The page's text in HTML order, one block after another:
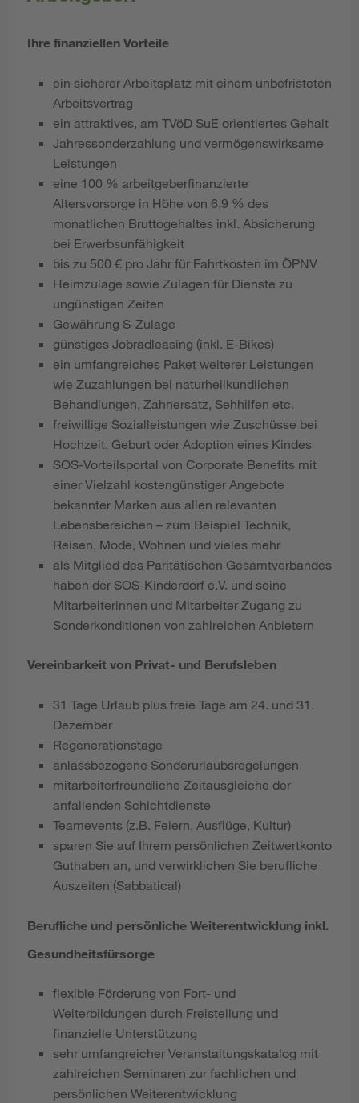
Ihre finanziellen Vorteile
ein sicherer Arbeitsplatz mit einem unbefristeten
Arbeitsvertrag
ein attraktives, am TVöD SuE orientiertes Gehalt
Jahressonderzahlung und vermögenswirksame
Leistungen
eine 100 % arbeitgeberfinanzierte
Altersvorsorge in Höhe von 6,9 % des
monatlichen Bruttogehaltes inkl. Absicherung
bei Erwerbsunfähigkeit
bis zu 500 € pro Jahr für Fahrtkosten im ÖPNV
Heimzulage sowie Zulagen für Dienste zu
ungünstigen Zeiten
Gewährung S-Zulage
günstiges Jobradleasing (inkl. E-Bikes)
ein umfangreiches Paket weiterer Leistungen
wie Zuzahlungen bei naturheilkundlichen
Behandlungen, Zahnersatz, Sehhilfen etc.
freiwillige Sozialleistungen wie Zuschüsse bei
Hochzeit, Geburt oder Adoption eines Kindes
SOS-Vorteilsportal von Corporate Benefits mit
einer Vielzahl kostengünstiger Angebote
bekannter Marken aus allen relevanten
Lebensbereichen – zum Beispiel Technik,
Reisen, Mode, Wohnen und vieles mehr
als Mitglied des Paritätischen Gesamtverbandes
haben der SOS-Kinderdorf e.V. und seine
Mitarbeiterinnen und Mitarbeiter Zugang zu
Sonderkonditionen von zahlreichen Anbietern
Vereinbarkeit von Privat- und Berufsleben
31 Tage Urlaub plus freie Tage am 24. und 31.
Dezember
Regenerationstage
anlassbezogene Sonderurlaubsregelungen
mitarbeiterfreundliche Zeitausgleiche der
anfallenden Schichtdienste
Teamevents (z.B. Feiern, Ausflüge, Kultur)
sparen Sie auf Ihrem persönlichen Zeitwertkonto
Guthaben an, und verwirklichen Sie berufliche
Auszeiten (Sabbatical)
Berufliche und persönliche Weiterentwicklung inkl.
Gesundheitsfürsorge
flexible Förderung von Fort- und
Weiterbildungen durch Freistellung und
finanzielle Unterstützung
sehr umfangreicher Veranstaltungskatalog mit
zahlreichen Seminaren zur fachlichen und
persönlichen Weiterentwicklung